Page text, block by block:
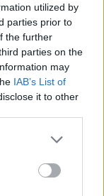
utilized by
parties prior to
the further
parties on the
may
IAB’s List of
it to other
ingatlanpiac
Idén a 22.
Gergely, a XII.
király út 3–
eredményeként